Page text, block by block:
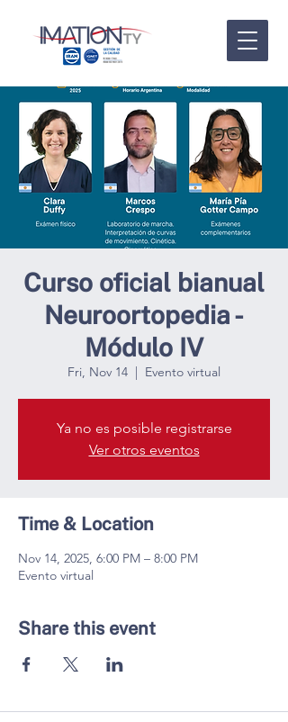
Curso oficial bianual
Neuroortopedia -
Módulo IV
Fri, Nov 14
  |
Evento virtual
Ya no es posible registrarse
Ver otros eventos
Time & Location
Nov 14, 2025, 6:00 PM – 8:00 PM
Evento virtual
Share this event